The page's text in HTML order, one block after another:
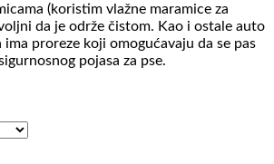
(koristim vlažne maramice za
da je održe čistom. Kao i ostale auto
proreze koji omogućavaju da se pas
pojasa za pse.